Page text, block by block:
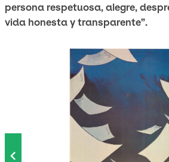
persona respetuosa, alegre,
vida honesta y transparente”.